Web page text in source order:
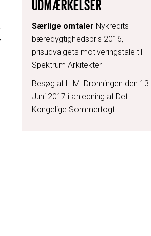
UDMÆRKELSER
Særlige omtaler Nykredits
bæredygtighedspris 2016,
prisudvalgets motiveringstale til
Spektrum Arkitekter
Besøg af H.M. Dronningen den 13.
Juni 2017 i anledning af Det
Kongelige Sommertogt